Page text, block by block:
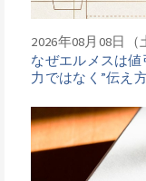
2026年08月08日（
なぜエルメスは
力ではなく”伝え